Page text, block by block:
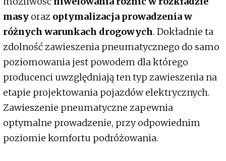
masy oraz optymalizacja prowadzenia w
różnych warunkach drogowych. Dokładnie ta
zdolność zawieszenia pneumatycznego do samo
poziomowania jest powodem dla którego
producenci uwzględniają ten typ zawieszenia na
etapie projektowania pojazdów elektrycznych.
Zawieszenie pneumatyczne zapewnia
optymalne prowadzenie, przy odpowiednim
poziomie komfortu podróżowania.